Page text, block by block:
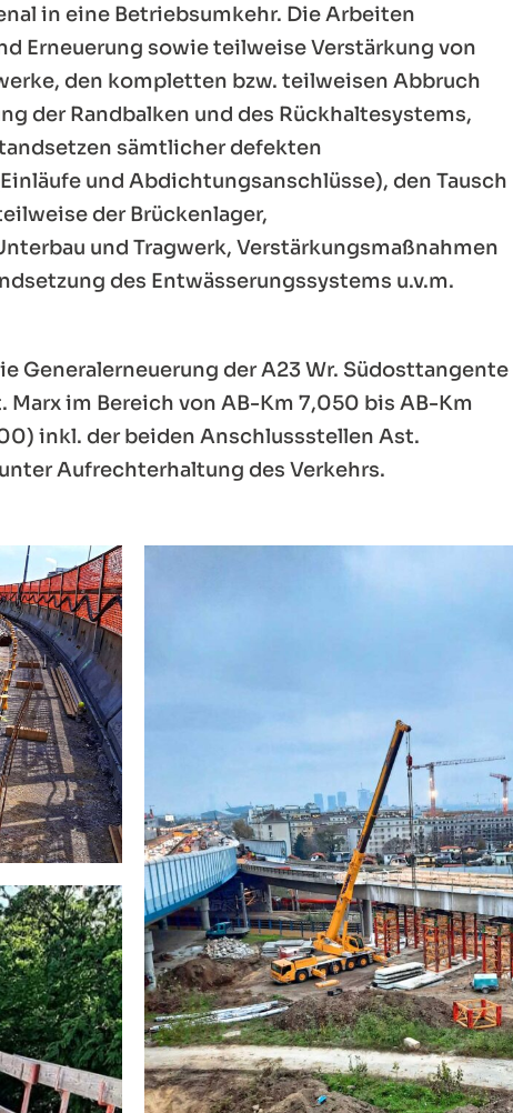
in eine Betriebsumkehr. Die Arbeiten
Erneuerung sowie teilweise Verstärkung von
den kompletten bzw. teilweisen Abbruch
der Randbalken und des Rückhaltesystems,
sämtlicher defekten
und Abdichtungsanschlüsse), den Tausch
der Brückenlager,
und Tragwerk, Verstärkungsmaßnahmen
des Entwässerungssystems u.v.m.
Generalerneuerung der A23 Wr. Südosttangente
Marx im Bereich von AB-Km 7,050 bis AB-Km
inkl. der beiden Anschlussstellen Ast.
Aufrechterhaltung des Verkehrs.